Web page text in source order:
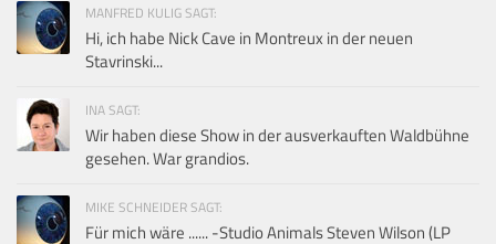
MANFRED KULIG SAGT:
Hi, ich habe Nick Cave in Montreux in der neuen
Stavrinski...
INA SAGT:
Wir haben diese Show in der ausverkauften Waldbühne
gesehen. War grandios.
MIKE SCHNEIDER SAGT:
Für mich wäre ...... -Studio Animals Steven Wilson (LP